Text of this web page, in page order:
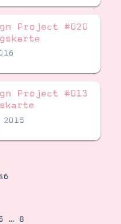
Project #020
Project #013
2015
… 8